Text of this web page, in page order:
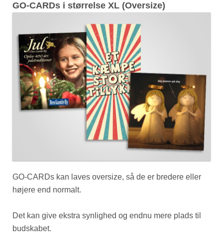
GO-CARDs i størrelse XL (Oversize)
GO-CARDs kan laves oversize, så de er bredere eller
højere end normalt.
Det kan give ekstra synlighed og endnu mere plads til
budskabet.